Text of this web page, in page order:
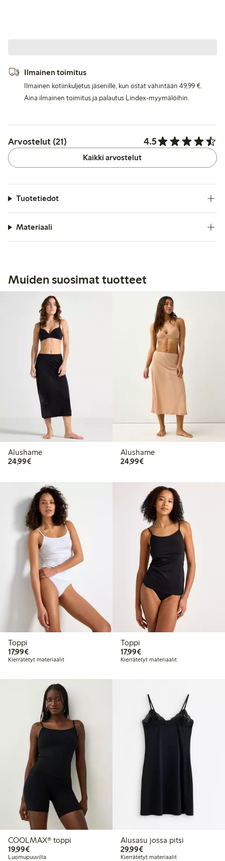
Ilmainen toimitus
Ilmainen kotiinkuljetus jäsenille, kun ostat vähintään 49,99 €.
Aina ilmainen toimitus ja palautus Lindex-myymälöihin.
Arvostelut (21) 4.5
Kaikki arvostelut
Tuotetiedot
Materiaali
Muiden suosimat tuotteet
Alushame
24,99€24,99 €
Alushame
24,99€24,99 €
Toppi
17,99€17,99 €
Kierrätetyt materiaalit
Toppi
17,99€17,99 €
Kierrätetyt materiaalit
COOLMAX® toppi
19,99€19,99 €
Luomupuuvilla
Alusasu jossa pitsi
29,99€29,99 €
Kierrätetyt materiaalit